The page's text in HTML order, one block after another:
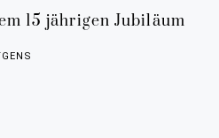
15 jährigen Jubiläum